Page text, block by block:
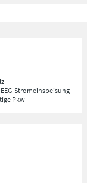
EEG-Stromeinspeisung
Pkw